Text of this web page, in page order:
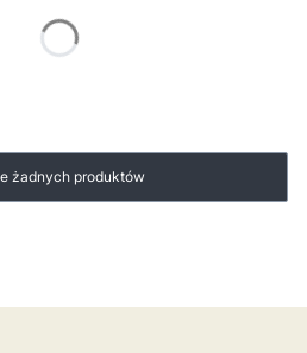
żadnych produktów